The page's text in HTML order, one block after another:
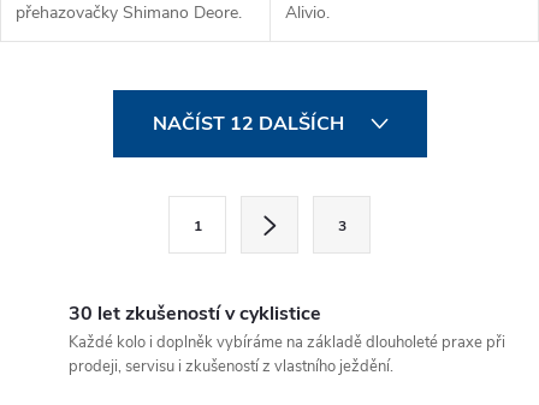
přehazovačky Shimano Deore.
Alivio.
NAČÍST 12 DALŠÍCH
1 3
30 let zkušeností v cyklistice
Každé kolo i doplněk vybíráme na základě dlouholeté praxe při
prodeji, servisu i zkušeností z vlastního ježdění.